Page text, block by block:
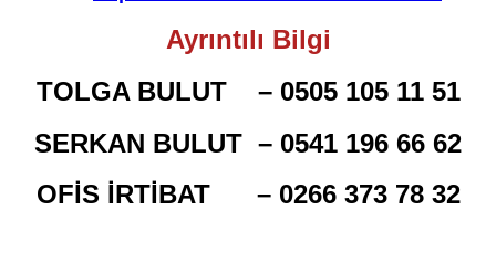
Ayrıntılı Bilgi
TOLGA BULUT – 0505 105 11 51
SERKAN BULUT – 0541 196 66 62
OFİS İRTİBAT – 0266 373 78 32